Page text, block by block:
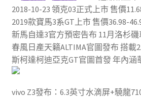
2018-10-23 領克03正式上市 售價
2019款寶馬3系GT上市 售價36.98-
新馬自達3官方預密告布 11月洛杉
春風日產天籟ALTIMA官圖發布 搭載
斯柯達柯迪亞克GT官圖首發 年內涵
vivo Z3發布：6.3英寸水滴屏+驍龍